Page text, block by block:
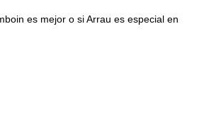
es mejor o si Arrau es especial en